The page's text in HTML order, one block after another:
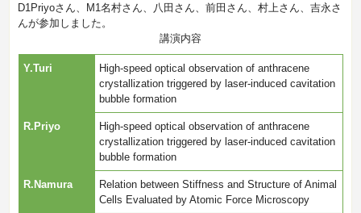
D1Priyoさん、M1名村さん、八田さん、前田さん、村上さん、吉永さ
んが参加しました。
講演内容
Y.Turi
High-speed optical observation of anthracene
crystallization triggered by laser-induced cavitation
bubble formation
R.Priyo
High-speed optical observation of anthracene
crystallization triggered by laser-induced cavitation
bubble formation
R.Namura
Relation between Stiffness and Structure of Animal
Cells Evaluated by Atomic Force Microscopy